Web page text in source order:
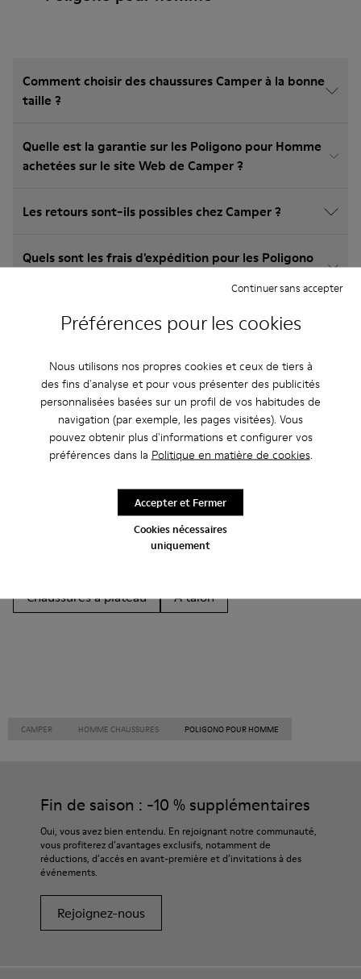
Préférences pour les cookies
Nous utilisons nos propres cookies et ceux de tiers à
des fins d'analyse et pour vous présenter des publicités
personnalisées basées sur un profil de vos habitudes de
navigation (par exemple, les pages visitées). Vous
pouvez obtenir plus d'informations et configurer vos
préférences dans la Politique en matière de cookies.
Cookies nécessaires
uniquement
Continuer sans accepter
Accepter et Fermer
Comment choisir des chaussures Camper à la bonne
taille ?
Quelle est la garantie sur les Poligono pour Homme
achetées sur le site Web de Camper ?
Les retours sont-ils possibles chez Camper ?
Quels sont les frais d'expédition pour les Poligono
Autres Catégories
Chaussures à lacets
Mocassins
Bottes
Chaussures casual
Chaussures à plateau
À talon
CAMPER HOMME CHAUSSURES POLIGONO POUR HOMME
Fin de saison : -10 % supplémentaires
Oui, vous avez bien entendu. En rejoignant notre communauté,
vous profiterez d’avantages exclusifs, notamment de
réductions, d’accès en avant-première et d’invitations à des
événements.
Rejoignez-nous